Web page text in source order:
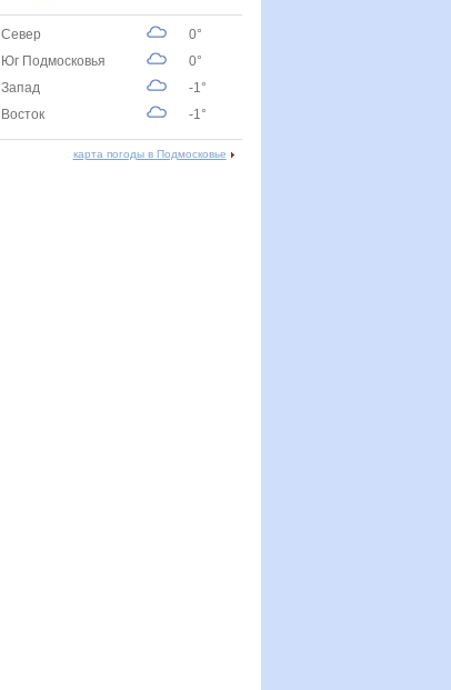
Север
0°
Юг Подмосковья
0°
Запад
-1°
Восток
-1°
карта погоды в Подмосковье